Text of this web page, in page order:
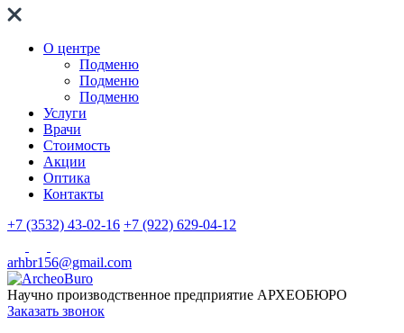
О центре
Подменю
Подменю
Подменю
Услуги
Врачи
Стоимость
Акции
Оптика
Контакты
+7 (3532) 43-02-16 +7 (922) 629-04-12
arhbr156@gmail.com
Научно производственное предприятие АРХЕОБЮРО
Заказать звонок